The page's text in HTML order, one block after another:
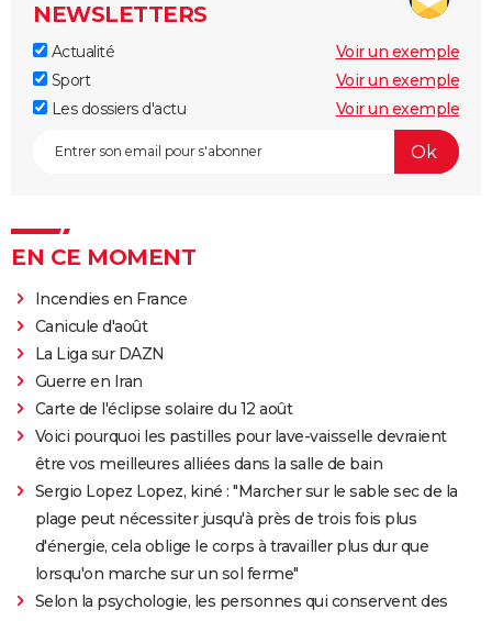
NEWSLETTERS
Actualité
Voir un exemple
Sport
Voir un exemple
Les dossiers d'actu
Voir un exemple
EN CE MOMENT
Incendies en France
Canicule d'août
La Liga sur DAZN
Guerre en Iran
Carte de l'éclipse solaire du 12 août
Voici pourquoi les pastilles pour lave-vaisselle devraient
être vos meilleures alliées dans la salle de bain
Sergio Lopez Lopez, kiné : "Marcher sur le sable sec de la
plage peut nécessiter jusqu'à près de trois fois plus
d'énergie, cela oblige le corps à travailler plus dur que
lorsqu'on marche sur un sol ferme"
Selon la psychologie, les personnes qui conservent des